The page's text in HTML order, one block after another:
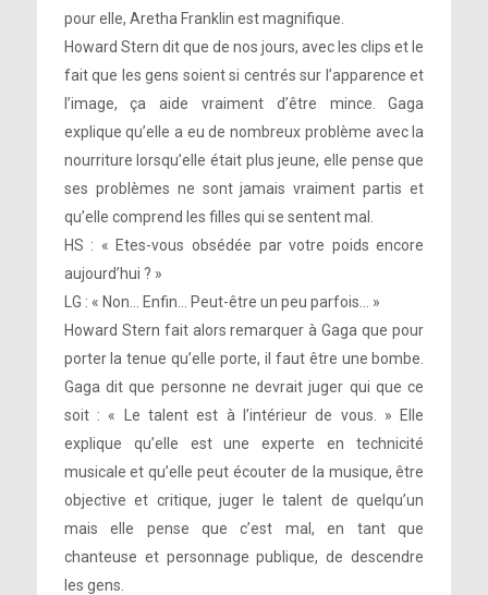
pour elle, Aretha Franklin est magnifique.
Howard Stern dit que de nos jours, avec les clips et le
fait que les gens soient si centrés sur l’apparence et
l’image, ça aide vraiment d’être mince. Gaga
explique qu’elle a eu de nombreux problème avec la
nourriture lorsqu’elle était plus jeune, elle pense que
ses problèmes ne sont jamais vraiment partis et
qu’elle comprend les filles qui se sentent mal.
HS : « Etes-vous obsédée par votre poids encore
aujourd’hui ? »
LG : « Non… Enfin… Peut-être un peu parfois… »
Howard Stern fait alors remarquer à Gaga que pour
porter la tenue qu’elle porte, il faut être une bombe.
Gaga dit que personne ne devrait juger qui que ce
soit : « Le talent est à l’intérieur de vous. » Elle
explique qu’elle est une experte en technicité
musicale et qu’elle peut écouter de la musique, être
objective et critique, juger le talent de quelqu’un
mais elle pense que c’est mal, en tant que
chanteuse et personnage publique, de descendre
les gens.